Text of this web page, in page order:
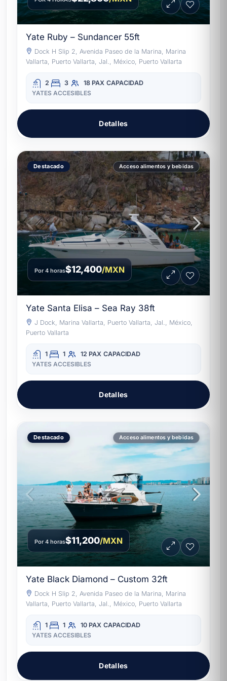
Yate Ruby – Sundancer 55ft
Dock H Slip 2, Avenida Paseo de la Marina, Marina
Vallarta, Puerto Vallarta, Jal., México, Puerto Vallarta
2 3 18 PAX CAPACIDAD
YATES ACCESIBLES
Detalles
Destacado Acceso alimentos y bebidas
Por 4 horas$12,400/MXN
Yate Santa Elisa – Sea Ray 38ft
J Dock, Marina Vallarta, Puerto Vallarta, Jal., México,
Puerto Vallarta
1 1 12 PAX CAPACIDAD
YATES ACCESIBLES
Detalles
Destacado Acceso alimentos y bebidas
Por 4 horas$11,200/MXN
Yate Black Diamond – Custom 32ft
Dock H Slip 2, Avenida Paseo de la Marina, Marina
Vallarta, Puerto Vallarta, Jal., México, Puerto Vallarta
1 1 10 PAX CAPACIDAD
YATES ACCESIBLES
Detalles